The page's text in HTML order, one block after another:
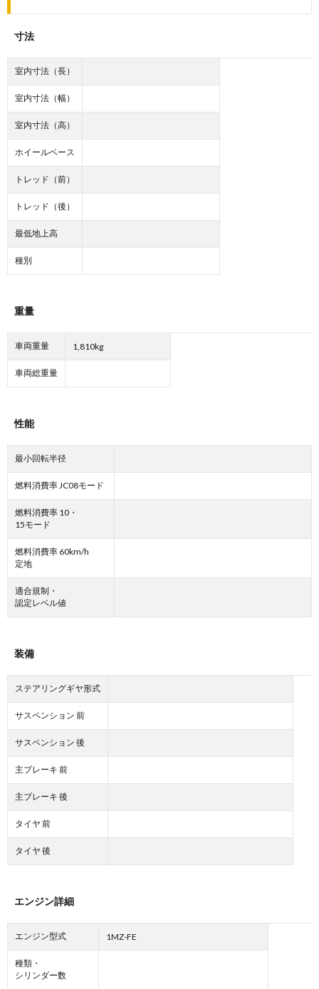
寸法
室内寸法（長）
室内寸法（幅）
室内寸法（高）
ホイールベース
トレッド（前）
トレッド（後）
最低地上高
種別
重量
車両重量 1,810kg
車両総重量
性能
最小回転半径
燃料消費率 JC08モード
燃料消費率 10・
15モード
燃料消費率 60km/h
定地
適合規制・
認定レベル値
装備
ステアリングギヤ形式
サスペンション 前
サスペンション 後
主ブレーキ 前
主ブレーキ 後
タイヤ 前
タイヤ 後
エンジン詳細
エンジン型式 1MZ-FE
種類・
シリンダー数